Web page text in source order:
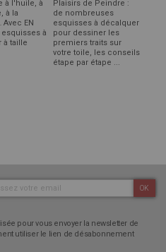
à l'huile, à
à la
EN
esquisses à
à taille
Plaisirs de Peindre :
de nombreuses
esquisses à décalquer
pour dessiner les
premiers traits sur
votre toile, les conseils
étape par étape ...
OK
pour vous envoyer la newsletter de
utiliser le lien de désabonnement